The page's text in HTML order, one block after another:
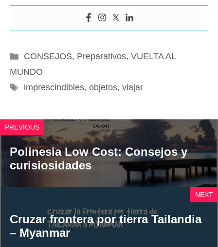
Categorías
CONSEJOS, Preparativos, VUELTA AL
MUNDO
Etiquetas
imprescindibles, objetos, viajar
PREVIOUS
Polinesia Low Cost: Consejos y
curisiosidades
NEXT
Cruzar frontera por tierra Tailandia
– Myanmar